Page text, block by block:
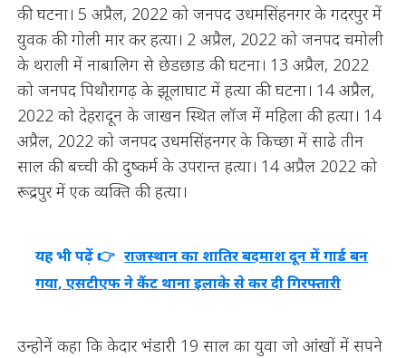
की घटना। 5 अप्रैल, 2022 को जनपद उधमसिंहनगर के गदरपुर में
युवक की गोली मार कर हत्या। 2 अप्रैल, 2022 को जनपद चमोली
के थराली में नाबालिग से छेडछाड की घटना। 13 अप्रैल, 2022
को जनपद पिथौरागढ़ के झूलाघाट में हत्या की घटना। 14 अप्रैल,
2022 को देहरादून के जाखन स्थित लॉज में महिला की हत्या। 14
अप्रैल, 2022 को जनपद उधमसिंहनगर के किच्छा में साढे तीन
साल की बच्ची की दुष्कर्म के उपरान्त हत्या। 14 अप्रैल 2022 को
रूद्रपुर में एक व्यक्ति की हत्या।
यह भी पढ़ें 👉 राजस्थान का शातिर बदमाश दून में गार्ड बन
गया, एसटीएफ ने कैंट थाना इलाके से कर दी गिरफ्तारी
उन्होनें कहा कि केदार भंडारी 19 साल का युवा जो आंखों में सपने